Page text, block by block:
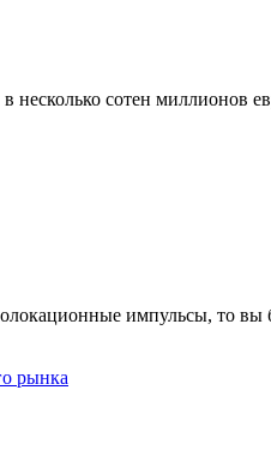
несколько сотен миллионов
импульсы, то